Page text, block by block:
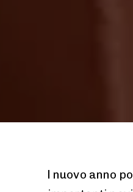
l nuovo anno